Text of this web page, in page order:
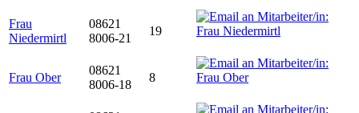
Frau
Niedermirtl
08621
8006-21
19
Frau Ober
08621
8006-18
8